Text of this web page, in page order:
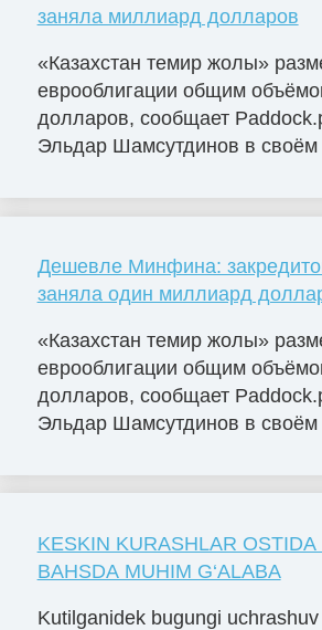
заняла миллиард долларов
«Казахстан темир жолы»
еврооблигации общим
долларов, сообщает
Эльдар Шамсутдинов в своём
Дешевле Минфина:
заняла один миллиард
«Казахстан темир жолы»
еврооблигации общим
долларов, сообщает
Эльдар Шамсутдинов в своём
KESKIN KURASHLAR OSTIDA
BAHSDA MUHIM G‘ALABA
Kutilganidek bugungi